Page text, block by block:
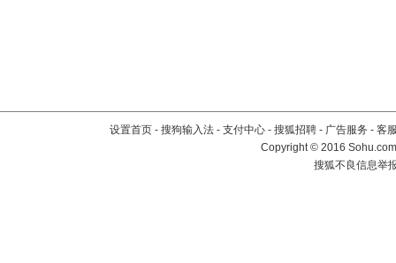
设置首页 - 搜狗输入法 - 支付中心 - 搜狐招聘 - 广告服务 - 客
Copyright©2016
搜狐不良信息举